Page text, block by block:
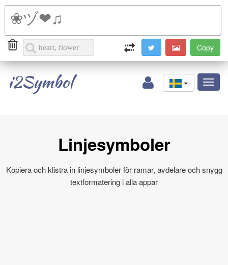
i2Symbol
Linjesymboler
Kopiera och klistra in linjesymboler för ramar, avdelare och snygg
textformatering i alla appar